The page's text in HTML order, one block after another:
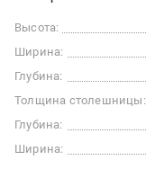
Высота:
Ширина:
Глубина:
Толщина столешницы:
Глубина:
Ширина: